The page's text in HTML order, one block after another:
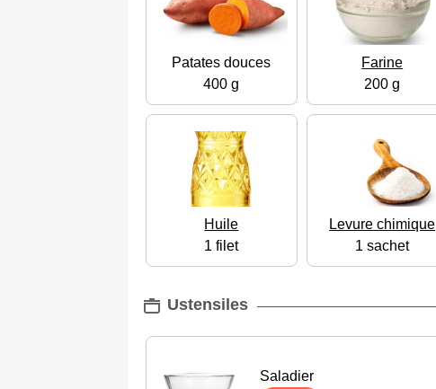
Patates douces
400 g
Farine
200 g
Huile
1 filet
Levure chimique
1 sachet
Ustensiles
Saladier